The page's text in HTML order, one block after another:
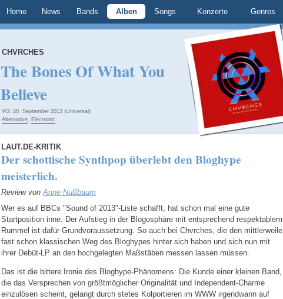
Home News Bands Alben Songs Konzerte Genres
CHVRCHES
The Bones Of What You
Believe
VÖ: 20. September 2013 (Universal)
Alternative, Electronic
LAUT.DE-KRITIK
Der schottische Synthpop überlebt den Bloghype
meisterlich.
Review vonAnne Nußbaum
Wer es auf BBCs "Sound of 2013"-Liste schafft, hat schon mal eine gute
Startposition inne. Der Aufstieg in der Blogosphäre mit entsprechend respektablem
Rummel ist dafür Grundvoraussetzung. So auch bei Chvrches, die den mittlerweile
fast schon klassischen Weg des Bloghypes hinter sich haben und sich nun mit
ihrer Debüt-LP an den hochgelegten Maßstäben messen lassen müssen.
Das ist die bittere Ironie des Bloghype-Phänomens: Die Kunde einer kleinen Band,
die das Versprechen von größtmöglicher Originalität und Independent-Charme
einzulösen scheint, gelangt durch stetes Kolportieren im WWW irgendwann auf